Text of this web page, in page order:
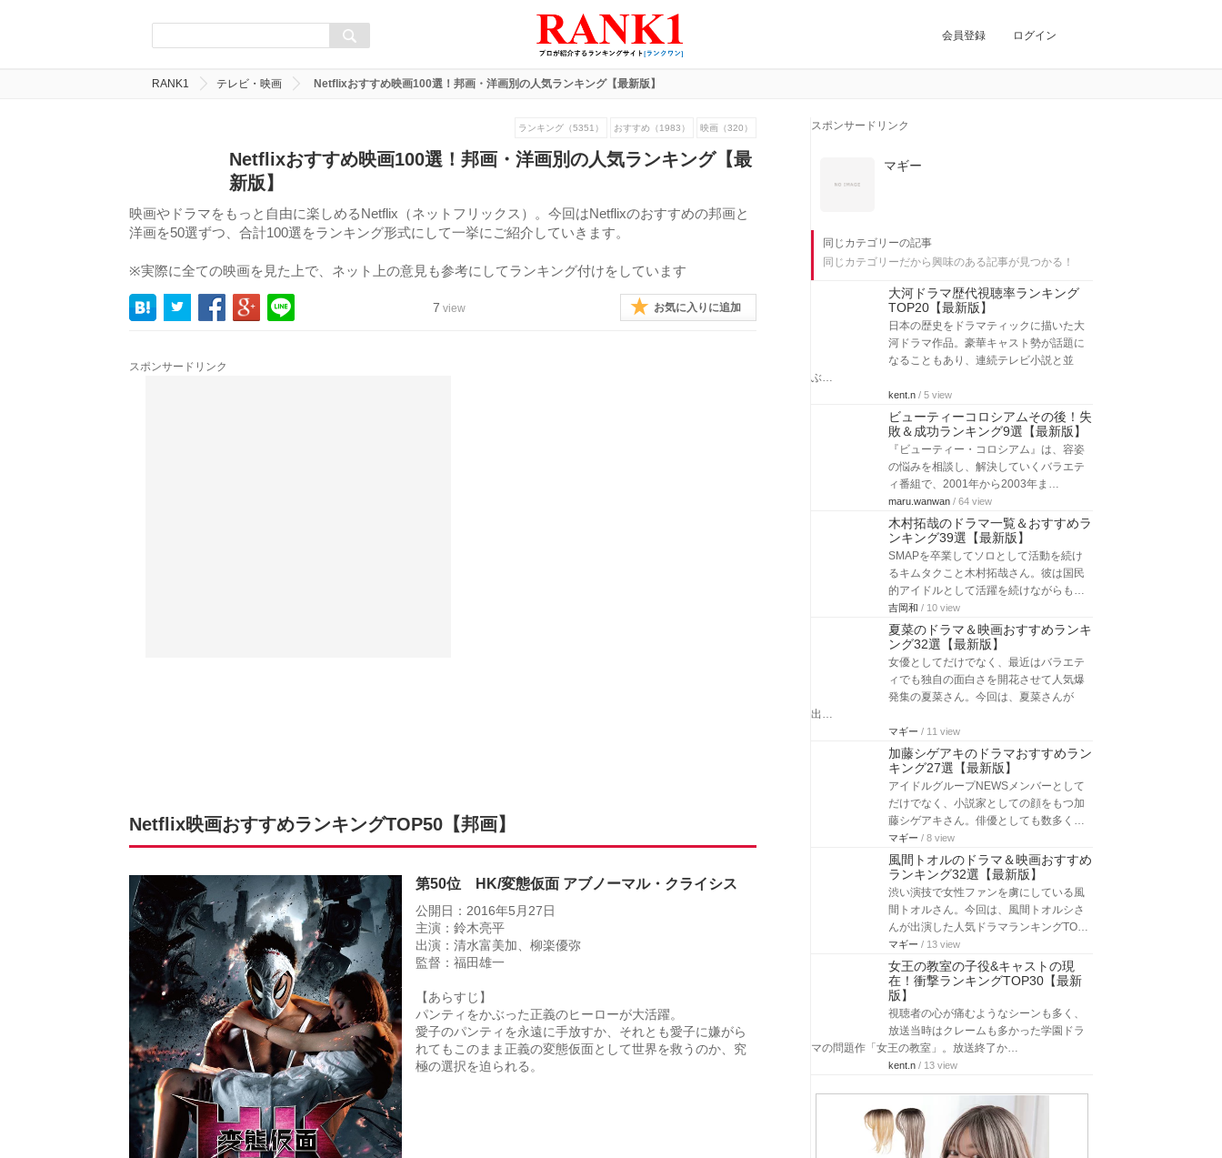
会員登録 ログイン
RANK1 テレビ・映画 Netflixおすすめ映画100選！邦画・洋画別の人気ランキング【最新版】
ランキング（5351） おすすめ（1983） 映画（320）
Netflixおすすめ映画100選！邦画・洋画別の人気ランキング【最
新版】
映画やドラマをもっと自由に楽しめるNetflix（ネットフリックス）。今回はNetflixのおすすめの邦画と
洋画を50選ずつ、合計100選をランキング形式にして一挙にご紹介していきます。
※実際に全ての映画を見た上で、ネット上の意見も参考にしてランキング付けをしています
7 view お気に入りに追加
スポンサードリンク
Netflix映画おすすめランキングTOP50【邦画】
第50位 HK/変態仮面 アブノーマル・クライシス
公開日：2016年5月27日
主演：鈴木亮平
出演：清水富美加、柳楽優弥
監督：福田雄一
【あらすじ】
パンティをかぶった正義のヒーローが大活躍。
愛子のパンティを永遠に手放すか、それとも愛子に嫌がら
れてもこのまま正義の変態仮面として世界を救うのか、究
極の選択を迫られる。
スポンサードリンク
マギー
同じカテゴリーの記事
同じカテゴリーだから興味のある記事が見つかる！
大河ドラマ歴代視聴率ランキング
TOP20【最新版】
日本の歴史をドラマティックに描いた大
河ドラマ作品。豪華キャスト勢が話題に
なることもあり、連続テレビ小説と並
ぶ…
kent.n / 5 view
ビューティーコロシアムその後！失
敗＆成功ランキング9選【最新版】
『ビューティー・コロシアム』は、容姿
の悩みを相談し、解決していくバラエテ
ィ番組で、2001年から2003年ま…
maru.wanwan / 64 view
木村拓哉のドラマ一覧＆おすすめラ
ンキング39選【最新版】
SMAPを卒業してソロとして活動を続け
るキムタクこと木村拓哉さん。彼は国民
的アイドルとして活躍を続けながらも…
吉岡和 / 10 view
夏菜のドラマ＆映画おすすめランキ
ング32選【最新版】
女優としてだけでなく、最近はバラエテ
ィでも独自の面白さを開花させて人気爆
発集の夏菜さん。今回は、夏菜さんが
出…
マギー / 11 view
加藤シゲアキのドラマおすすめラン
キング27選【最新版】
アイドルグループNEWSメンバーとして
だけでなく、小説家としての顔をもつ加
藤シゲアキさん。俳優としても数多く…
マギー / 8 view
風間トオルのドラマ＆映画おすすめ
ランキング32選【最新版】
渋い演技で女性ファンを虜にしている風
間トオルさん。今回は、風間トオルシさ
んが出演した人気ドラマランキングTO…
マギー / 13 view
女王の教室の子役&キャストの現
在！衝撃ランキングTOP30【最新
版】
視聴者の心が痛むようなシーンも多く、
放送当時はクレームも多かった学園ドラ
マの問題作「女王の教室」。放送終了か…
kent.n / 13 view